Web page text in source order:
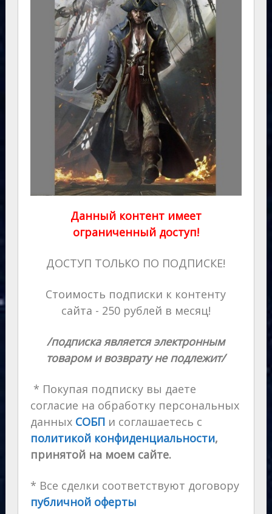
Данный контент имеет
ограниченный доступ!
ДОСТУП ТОЛЬКО ПО ПОДПИСКЕ!
Стоимость подписки к контенту
сайта - 250 рублей в месяц!
/подписка является электронным
товаром и возврату не подлежит/
* Покупая подписку вы даете
согласие на обработку персональных
данных СОБП и соглашаетесь с
политикой конфиденциальности,
принятой на моем сайте.
* Все сделки соответствуют договору
публичной оферты